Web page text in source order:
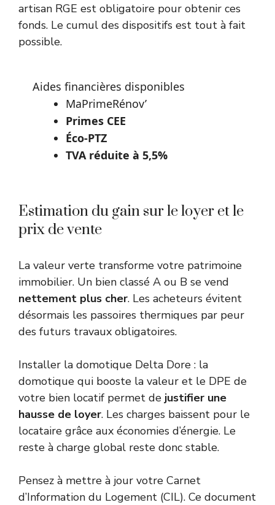
artisan RGE est obligatoire pour obtenir ces
fonds. Le cumul des dispositifs est tout à fait
possible.
Aides financières disponibles
MaPrimeRénov’
Primes CEE
Éco-PTZ
TVA réduite à 5,5%
Estimation du gain sur le loyer et le
prix de vente
La valeur verte transforme votre patrimoine
immobilier. Un bien classé A ou B se vend
nettement plus cher. Les acheteurs évitent
désormais les passoires thermiques par peur
des futurs travaux obligatoires.
Installer la domotique Delta Dore : la
domotique qui booste la valeur et le DPE de
votre bien locatif permet de justifier une
hausse de loyer. Les charges baissent pour le
locataire grâce aux économies d’énergie. Le
reste à charge global reste donc stable.
Pensez à mettre à jour votre Carnet
d’Information du Logement (CIL). Ce document